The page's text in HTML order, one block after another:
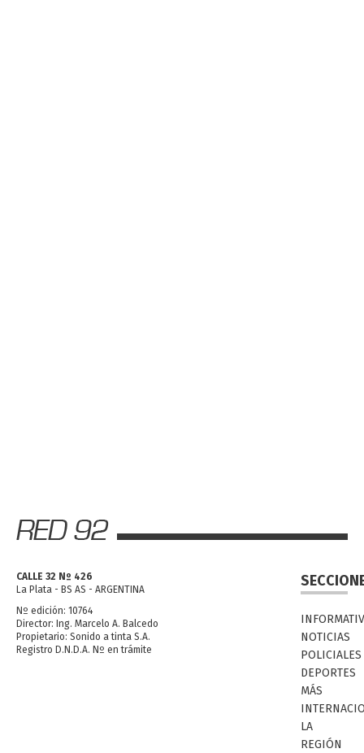
CALLE 32 Nº 426
La Plata - BS AS - ARGENTINA
Nº edición: 10764
Director: Ing. Marcelo A. Balcedo
Propietario: Sonido a tinta S.A.
Registro D.N.D.A. Nº en trámite
NOTICIAS
POLICIALES
DEPORTES
MÁS
LA
REGIÓN